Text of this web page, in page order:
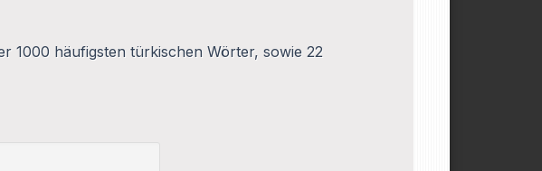
1000 häufigsten türkischen Wörter, sowie 22